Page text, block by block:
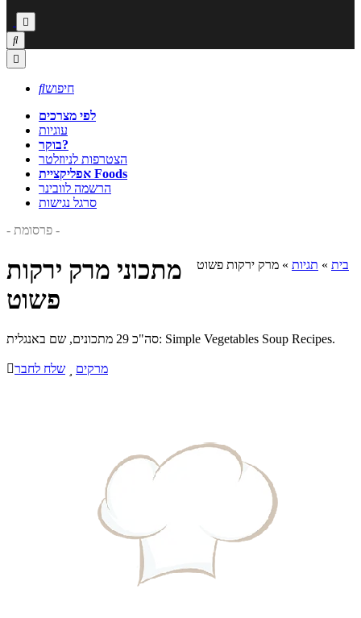



חיפוש
לפי מצרכים
עוגיות
בוקר?
הצטרפות לניוזלטר
אפליקציית Foods
הרשמה לוובינר
סרגל נגישות
- פרסומת -
בית » תגיות » מרק ירקות פשוט
מתכוני מרק ירקות
פשוט
סה"כ 29 מתכונים, שם באנגלית: Simple Vegetables Soup Recipes.
שלח לחבר מרקים